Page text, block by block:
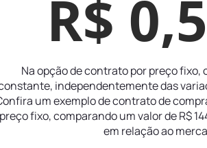
R$
Na opção de contrato por preço fixo,
independentemente das
um exemplo de contrato de
preço fixo, comparando um valor de R$
em relação ao